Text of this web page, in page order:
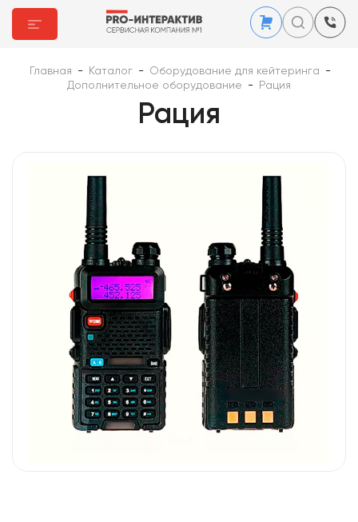
Главная - Каталог - Оборудование для кейтеринга
-
Дополнительное оборудование
- Рация
Рация